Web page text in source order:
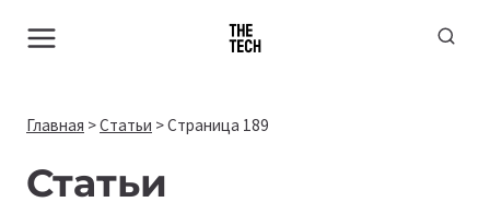
Главная >Статьи >Страница 189
Статьи